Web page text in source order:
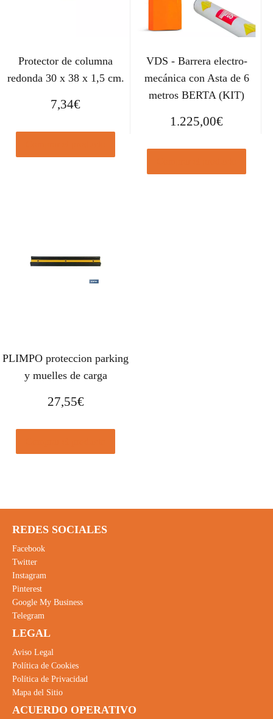
Protector de columna
redonda 30 x 38 x 1,5 cm.
7,34€
VDS - Barrera electro-
mecánica con Asta de 6
metros BERTA (KIT)
1.225,00€
PLIMPO proteccion parking
y muelles de carga
27,55€
REDES SOCIALES
Facebook
Twitter
Instagram
Pinterest
Google My Business
Telegram
LEGAL
Aviso Legal
Política de Cookies
Política de Privacidad
Mapa del Sitio
ACUERDO OPERATIVO